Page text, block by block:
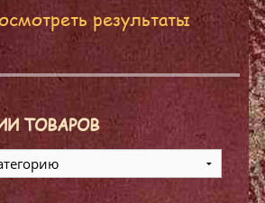
результаты
ТОВАРОВ